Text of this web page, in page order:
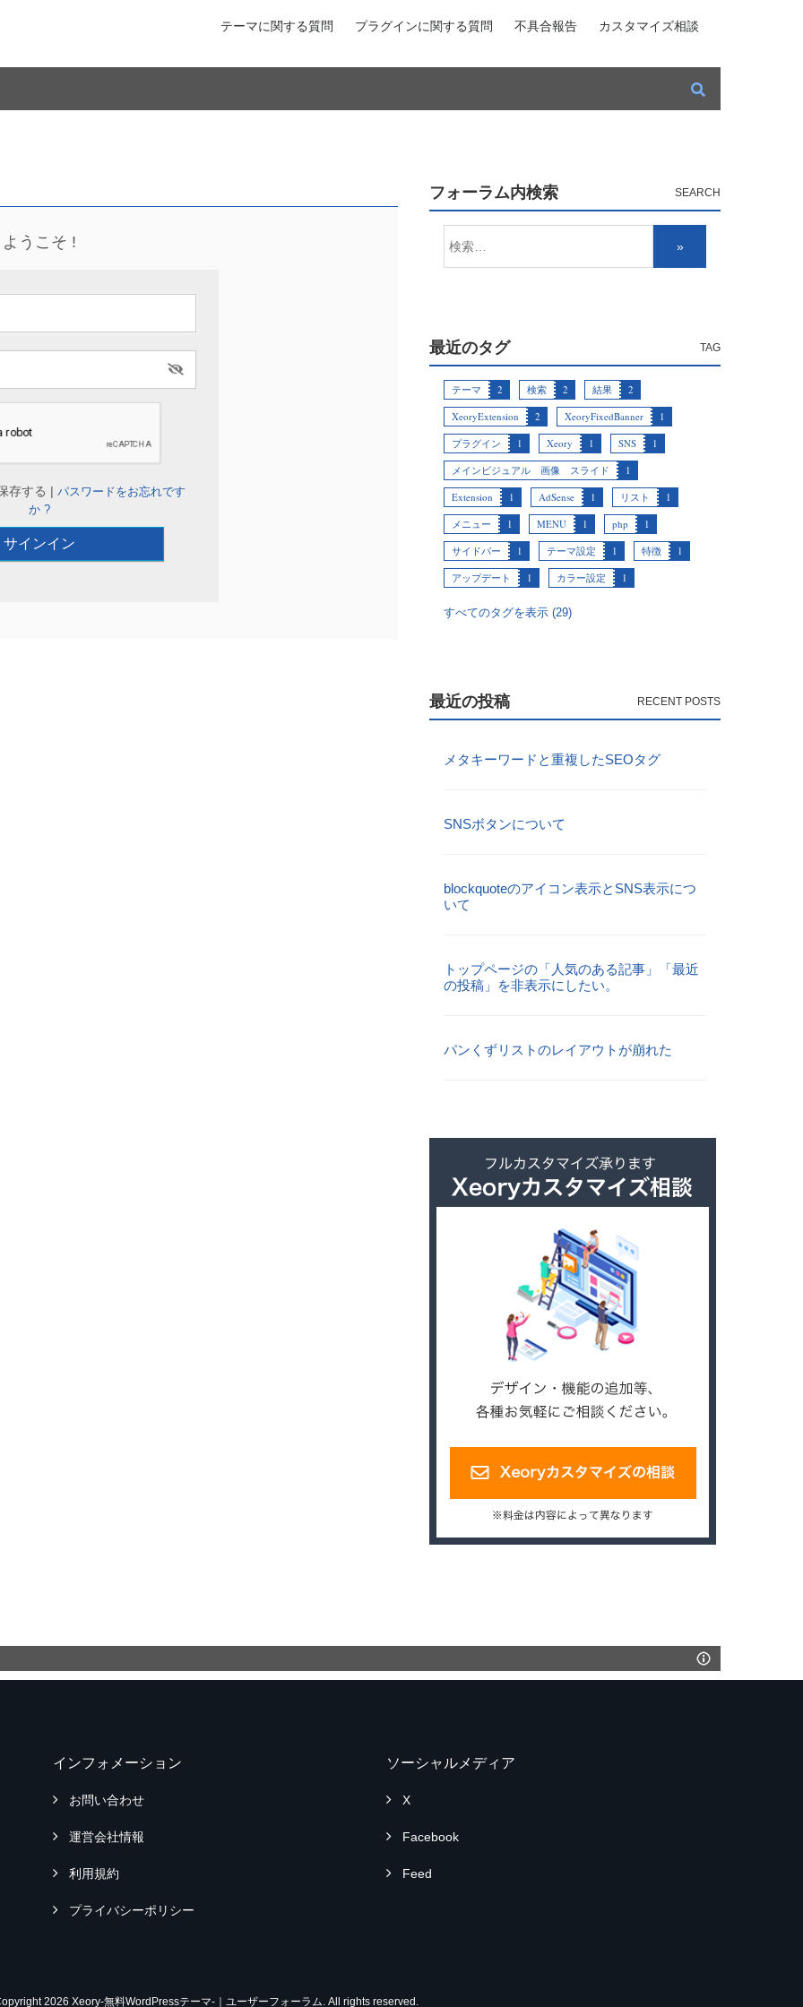
テーマに関する質問 プラグインに関する質問 不具合報告 カスタマイズ相談
ようこそ !
存する |パスワードをお忘れです
か ?
フォーラム内検索
最近のタグ
テーマ 2 検索 2 結果
2
XeoryExtension
2 XeoryFixedBanner
1
プラグイン
1 Xeory 1 SNS
1
メインビジュアル 画像 スライド
1
Extension
1 AdSense 1 リスト
1
メニュー
1 MENU 1 php
1
サイドバー
1 テーマ設定 1 特徴
1
アップデート
1 カラー設定 1
すべてのタグを表示 (29)
最近の投稿
メタキーワードと重複したSEOタグ
SNSボタンについて
blockquoteのアイコン表示とSNS表示につ
いて
トップページの「人気のある記事」「最近
の投稿」を非表示にしたい。
パンくずリストのレイアウトが崩れた
インフォメーション
お問い合わせ
運営会社情報
利用規約
プライバシーポリシー
ソーシャルメディア
X
Facebook
Feed
2026 Xeory-無料WordPressテーマ-｜ユーザーフォーラム. All rights reserved.